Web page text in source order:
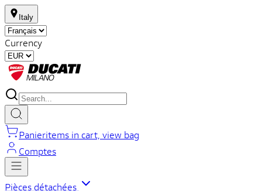
Italy
Currency
Panieritems in cart, view bag
Comptes
Pièces détachées